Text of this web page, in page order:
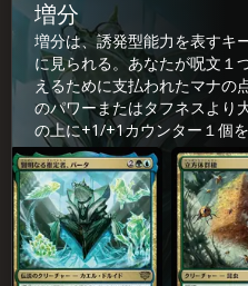
増分
増分は、誘発型能力を表すキ
に見られる。あなたが呪文１
えるために支払われたマナの
のパワーまたはタフネスより
の上に+1/+1カウンター１個を
賢(けん)明(めい)なる推(すい)定(てい)者(しゃ)、バ
立(りっ)方(ぽ